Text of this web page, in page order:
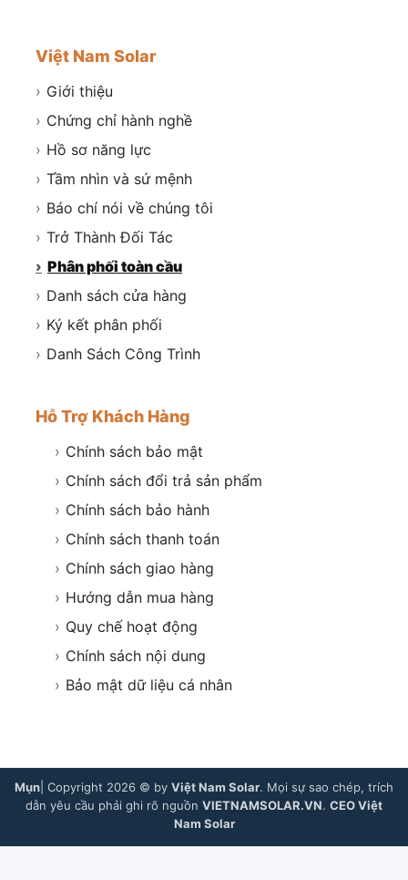
Việt Nam Solar
› Giới thiệu
› Chứng chỉ hành nghề
› Hồ sơ năng lực
› Tầm nhìn và sứ mệnh
› Báo chí nói về chúng tôi
› Trở Thành Đối Tác
› Phân phối toàn cầu
› Danh sách cửa hàng
› Ký kết phân phối
› Danh Sách Công Trình
Hỗ Trợ Khách Hàng
› Chính sách bảo mật
› Chính sách đổi trả sản phẩm
› Chính sách bảo hành
› Chính sách thanh toán
› Chính sách giao hàng
› Hướng dẫn mua hàng
› Quy chế hoạt động
› Chính sách nội dung
› Bảo mật dữ liệu cá nhân
Mụn | Copyright 2026 © by Việt Nam Solar. Mọi sự sao chép, trích
dẫn yêu cầu phải ghi rõ nguồn VIETNAMSOLAR.VN. CEO Việt
Nam Solar